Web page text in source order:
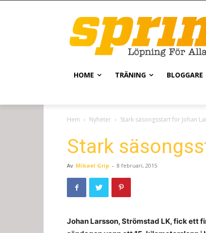
HOME TRÄNING BLOGGARE
Hem Nyheter Stark säsongsstart för Johan
Stark
Av Mikael Grip - 8 februari, 2015
Johan Larsson, Strömstad LK, fick ett